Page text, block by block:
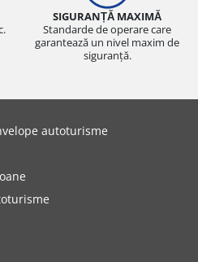
SIGURANȚĂ MAXIMĂ
Standarde de operare care
garantează un nivel maxim de
siguranță.
autoturisme